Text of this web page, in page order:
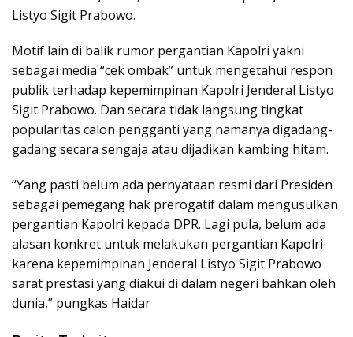
Listyo Sigit Prabowo.
Motif lain di balik rumor pergantian Kapolri yakni
sebagai media “cek ombak” untuk mengetahui respon
publik terhadap kepemimpinan Kapolri Jenderal Listyo
Sigit Prabowo. Dan secara tidak langsung tingkat
popularitas calon pengganti yang namanya digadang-
gadang secara sengaja atau dijadikan kambing hitam.
“Yang pasti belum ada pernyataan resmi dari Presiden
sebagai pemegang hak prerogatif dalam mengusulkan
pergantian Kapolri kepada DPR. Lagi pula, belum ada
alasan konkret untuk melakukan pergantian Kapolri
karena kepemimpinan Jenderal Listyo Sigit Prabowo
sarat prestasi yang diakui di dalam negeri bahkan oleh
dunia,” pungkas Haidar